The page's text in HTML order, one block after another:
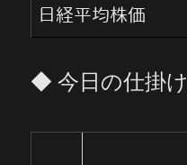
日経平均株価
◆ 今日の仕掛け